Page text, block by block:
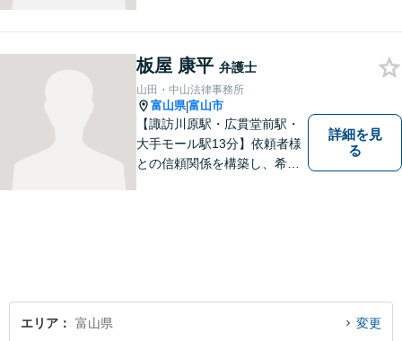
策がないか考えてみません
か？【複数弁護士在籍】
板屋 康平 弁護士
山田・中山法律事務所
富山県|富山市
【諏訪川原駅・広貫堂前駅・
大手モール駅13分】依頼者様
との信頼関係を構築し、希望
詳細を見
る
エリア 富山県 変更